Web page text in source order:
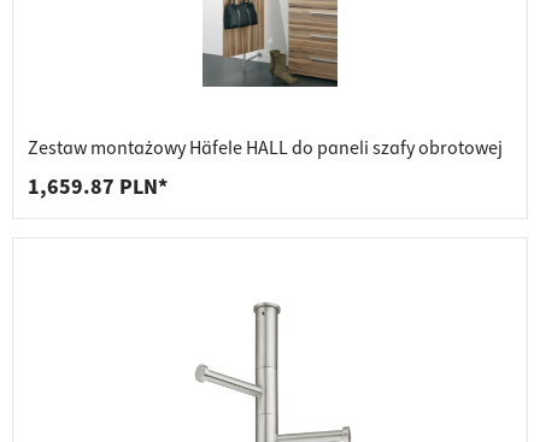
Zestaw montażowy Häfele HALL do paneli szafy obrotowej
1,659.87 PLN*